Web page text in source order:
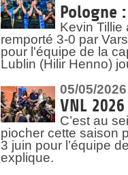
Pologne
Kevin Tillie
remporté 3-0 par
pour l'équipe de la
Lublin (Hilir Henno)
05/05/2026
VNL
C’est au
piocher cette saison
3 juin pour l’équipe
explique.